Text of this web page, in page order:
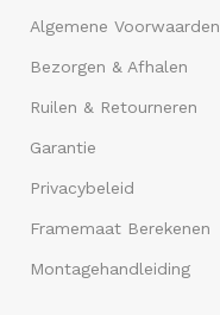
Algemene Voorwaarden
Bezorgen & Afhalen
Ruilen & Retourneren
Garantie
Privacybeleid
Framemaat Berekenen
Montagehandleiding